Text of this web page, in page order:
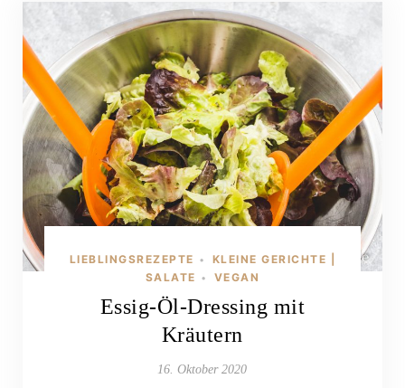
LIEBLINGSREZEPTE •
KLEINE GERICHTE |
SALATE • VEGAN
Essig-Öl-Dressing mit
Kräutern
16. Oktober 2020